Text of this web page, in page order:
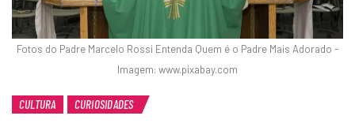
Fotos do Padre Marcelo Rossi Entenda Quem é o Padre Mais Adorado -
Imagem: www.pixabay.com
CULTURA CURIOSIDADES